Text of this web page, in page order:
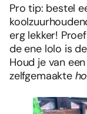
Pro tip: bestel
erg lekker!
de ene lolo is
Houd je van
zelfgemaakte